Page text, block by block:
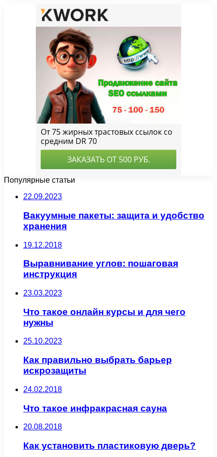
Популярные статьи
22.09.2023
Вакуумные пакеты: защита и удобство
хранения
19.12.2018
Выравнивание углов: пошаговая
инструкция
23.03.2023
Что такое онлайн курсы и для чего
нужны
25.10.2023
Как правильно выбрать барьер
искрозащиты
24.02.2018
Что такое инфракрасная сауна
20.08.2018
Как установить пластиковую дверь?